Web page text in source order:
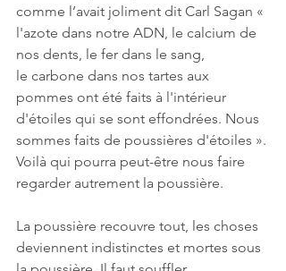
comme l’avait joliment dit Carl Sagan «
l'azote dans notre ADN, le calcium de
nos dents, le fer dans le sang,
le carbone dans nos tartes aux
pommes ont été faits à l'intérieur
d'étoiles qui se sont effondrées. Nous
sommes faits de poussières d'étoiles ».
Voilà qui pourra peut-être nous faire
regarder autrement la poussière.
La poussière recouvre tout, les choses
deviennent indistinctes et mortes sous